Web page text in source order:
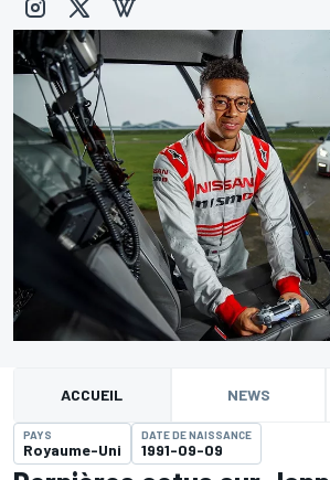
ACCUEIL NEWS
PAYS
Royaume-Uni
DATE DE NAISSANCE
1991-09-09